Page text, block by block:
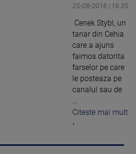
25-08-2016 | 16:35
Cenek Stybl, un
tanar din Cehia
care a ajuns
faimos datorita
farselor pe care
le posteaza pe
canalul sau de
Citeste mai mult
›